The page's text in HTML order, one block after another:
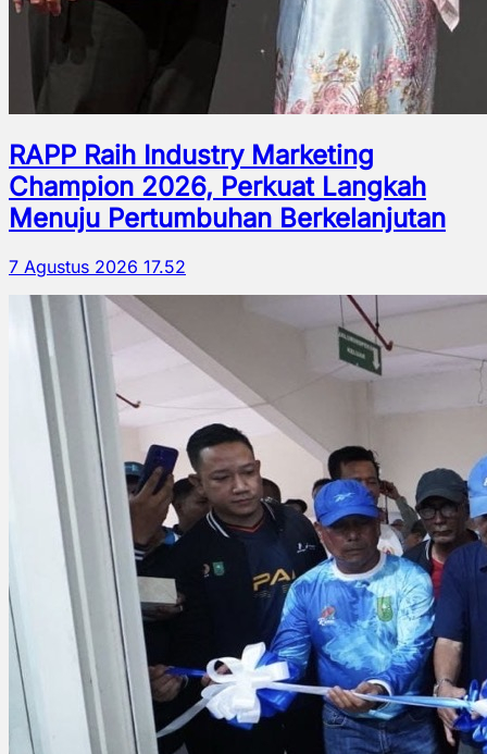
RAPP Raih Industry Marketing
Champion 2026, Perkuat Langkah
Menuju Pertumbuhan Berkelanjutan
7 Agustus 2026 17.52